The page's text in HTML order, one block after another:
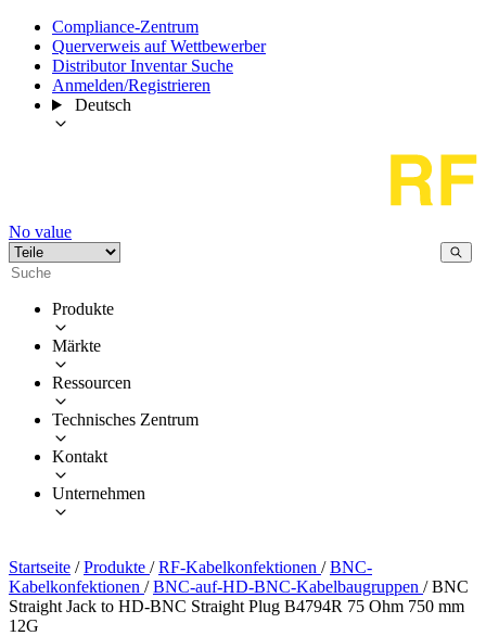
Compliance-Zentrum
Querverweis auf Wettbewerber
Distributor Inventar Suche
Anmelden/Registrieren
Deutsch
No value
Produkte
Märkte
Ressourcen
Technisches Zentrum
Kontakt
Unternehmen
Startseite / Produkte / RF-Kabelkonfektionen / BNC-
Kabelkonfektionen / BNC-auf-HD-BNC-Kabelbaugruppen / BNC
Straight Jack to HD-BNC Straight Plug B4794R 75 Ohm 750 mm
12G